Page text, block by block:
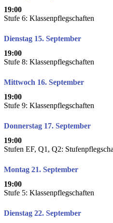
19:00
Stufe 6: Klassenpflegschaften
Dienstag 15. September
19:00
Stufe 8: Klassenpflegschaften
Mittwoch 16. September
19:00
Stufe 9: Klassenpflegschaften
Donnerstag 17. September
19:00
Stufen EF, Q1, Q2:
Montag 21. September
19:00
Stufe 5: Klassenpflegschaften
Dienstag 22. September